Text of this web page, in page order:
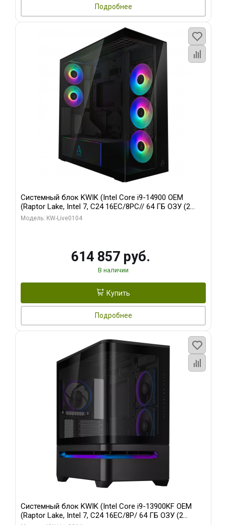
Подробнее
Системный блок KWIK (Intel Core i9-14900 OEM
(Raptor Lake, Intel 7, C24 16EC/8PC// 64 ГБ ОЗУ (2
модуля)/ Afox RTX4090 24GB GDDR6X 384-Bit 3xDP
Модель: KW-Live0104
614 857 руб.
В наличии
Купить
Подробнее
Системный блок KWIK (Intel Core i9-13900KF OEM
(Raptor Lake, Intel 7, C24 16EC/8P/ 64 ГБ ОЗУ (2